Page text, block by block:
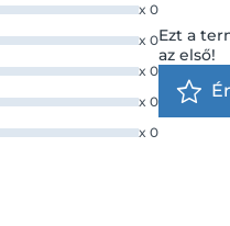
x 0
x 0
x 0
x 0
x 0
Ezt a
az első!